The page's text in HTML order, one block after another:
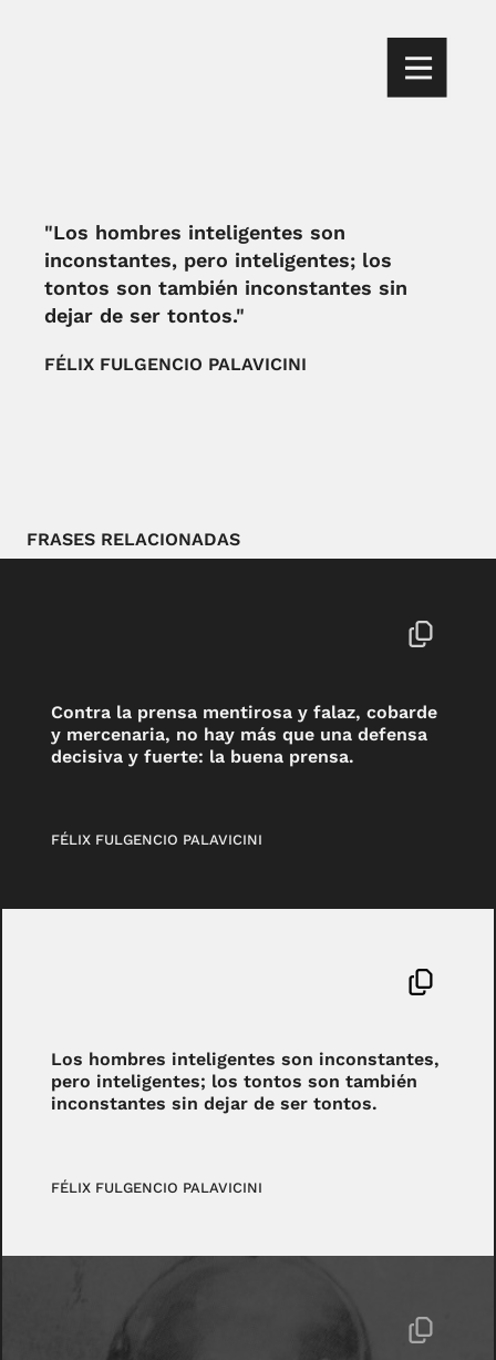
"Los hombres inteligentes son
inconstantes, pero inteligentes; los
tontos son también inconstantes sin
dejar de ser tontos."
FÉLIX FULGENCIO PALAVICINI
FRASES RELACIONADAS
Contra la prensa mentirosa y falaz, cobarde
y mercenaria, no hay más que una defensa
decisiva y fuerte: la buena prensa.
FÉLIX FULGENCIO PALAVICINI
Los hombres inteligentes son inconstantes,
pero inteligentes; los tontos son también
inconstantes sin dejar de ser tontos.
FÉLIX FULGENCIO PALAVICINI